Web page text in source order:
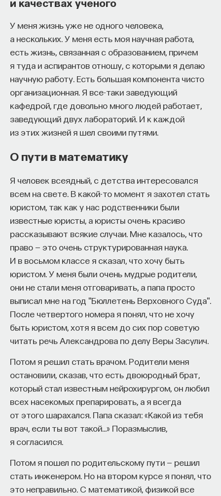
У меня жизнь уже не одного человека,
а нескольких. У меня есть моя научная работа,
есть жизнь, связанная с образованием, причем
я туда и аспирантов отношу, с которыми я делаю
научную работу. Есть большая компонента чисто
организационная. Я все-таки заведующий
кафедрой, где довольно много людей работает,
заведующий двух лабораторий. И к каждой
из этих жизней я шел своими путями.
О пути в математику
Я человек всеядный, с детства интересовался
всем на свете. В какой-то момент я захотел стать
юристом, так как у нас родственники были
известные юристы, а юристы очень красиво
рассказывают всякие случаи. Мне казалось, что
право — это очень структурированная наука.
И в восьмом классе я сказал, что хочу быть
юристом. У меня были очень мудрые родители,
они не стали меня отговаривать, а папа просто
выписал мне на год "Бюллетень Верховного Суда".
После четвертого номера я понял, что не хочу
быть юристом, хотя я всем до сих пор советую
читать речь Александрова по делу Веры Засулич.
Потом я решил стать врачом. Родители меня
остановили, сказав, что есть двоюродный брат,
который стал известным нейрохирургом, он любил
всех насекомых препарировать, а я всегда
от этого шарахался. Папа сказал: «Какой из тебя
врач, если ты вот такой…» Поразмыслив,
я согласился.
Потом я пошел по родительскому пути — решил
стать инженером. Но на втором курсе я понял, что
это неправильно. С математикой, физикой все
Слушатели курса убедятся в том, что
философский поиск — это не только каскад
занимательных головоломок, но и набор
инструментов, жизненно необходимых для
современного человека.
Пройдя этот курс, вы:
— Овладеете ключевыми для независимого
воспринимать информацию и логично
зрения.
на основополагающие вопросы человечества: что
такое пространство и что такое время? Что
значит мыслить и что представляет собой наше
сознание? Реальна ли реальность и откуда
мы знаем то, что знаем? Существует ли в мире
свобода?
— Переосмыслите границы доверия
собственному знанию.
Автор курса:Диана Гаспарян
— кандидат
и культурологии факультета гуманитарных наук
НИУ ВШЭ.
3/30/2022
НАПИСАТЬ НАМ
НАД МАТЕРИАЛОМ РАБОТАЛИ